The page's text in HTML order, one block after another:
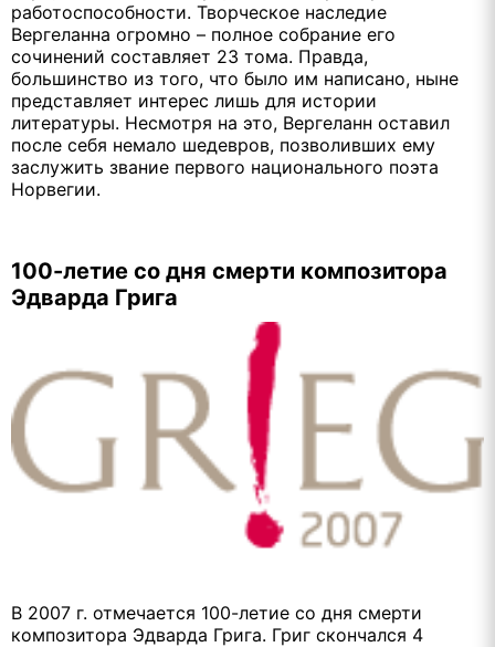
работоспособности. Творческое наследие
Вергеланна огромно – полное собрание его
сочинений составляет 23 тома. Правда,
большинство из того, что было им написано, ныне
представляет интерес лишь для истории
литературы. Несмотря на это, Вергеланн оставил
после себя немало шедевров, позволивших ему
заслужить звание первого национального поэта
Норвегии.
100-летие со дня смерти композитора
Эдварда Грига
В 2007 г. отмечается 100-летие со дня смерти
композитора Эдварда Грига. Григ скончался 4